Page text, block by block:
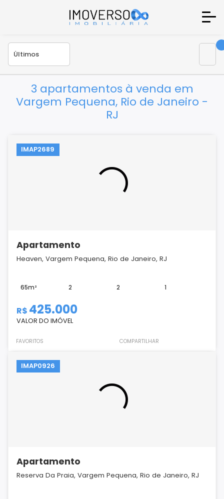
3 apartamentos à venda em
Vargem Pequena, Rio de Janeiro -
RJ
IMAP2689
Apartamento
Heaven, Vargem Pequena, Rio de Janeiro, RJ
65m² 2 2 1
R$ 425.000
VALOR DO IMÓVEL
FAVORITOS COMPARTILHAR
IMAP0926
Apartamento
Reserva Da Praia, Vargem Pequena, Rio de Janeiro, RJ